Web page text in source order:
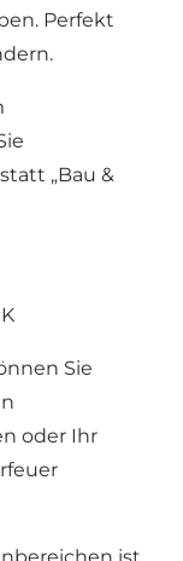
Perfekt
„Bau &
Sie
oder Ihr